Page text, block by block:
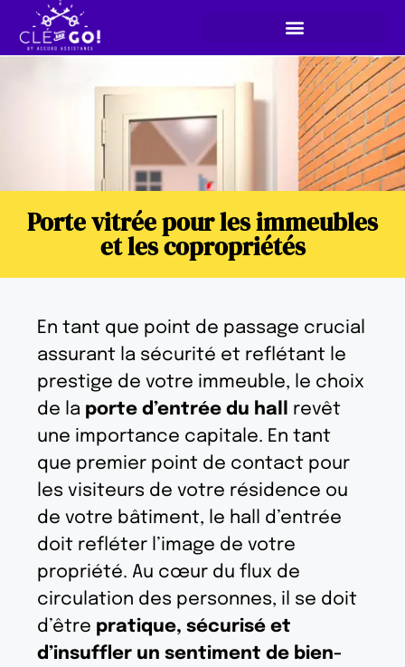
Porte vitrée pour les immeubles
et les copropriétés
En tant que point de passage crucial
assurant la sécurité et reflétant le
prestige de votre immeuble, le choix
de la porte d’entrée du hall revêt
une importance capitale. En tant
que premier point de contact pour
les visiteurs de votre résidence ou
de votre bâtiment, le hall d’entrée
doit refléter l’image de votre
propriété. Au cœur du flux de
circulation des personnes, il se doit
d’être pratique, sécurisé et
d’insuffler un sentiment de bien-